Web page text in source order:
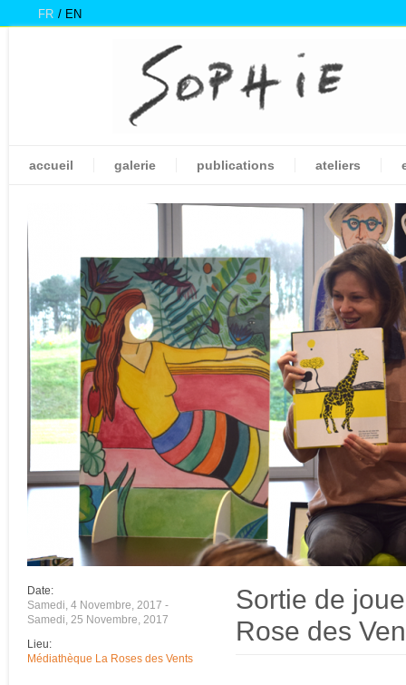
FR EN
accueil galerie publications ateliers
Date:
Samedi, 4 Novembre, 2017 -
Samedi, 25 Novembre, 2017
Lieu:
Médiathèque La Roses des Vents
Sortie de
Rose des